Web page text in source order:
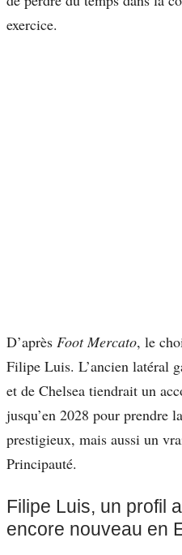
exercice.
D’après Foot Mercato, le
Filipe Luis. L’ancien latéral
et de Chelsea tiendrait un
jusqu’en 2028 pour prendre
prestigieux, mais aussi un
Principauté.
Filipe Luis, un profil
encore nouveau en